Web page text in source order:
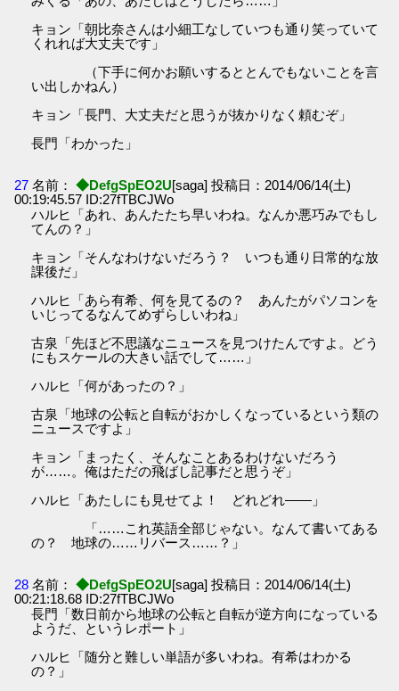
キョン「朝比奈さんは小細工なしていつも通り笑っていて
くれれば大丈夫です」
（下手に何かお願いするととんでもないことを言
い出しかねん）
キョン「長門、大丈夫だと思うが抜かりなく頼むぞ」
長門「わかった」
27 名前： ◆DefgSpEO2U[saga] 投稿日：2014/06/14(土)
00:19:45.57 ID:27fTBCJWo
ハルヒ「あれ、あんたたち早いわね。なんか悪巧みでもし
てんの？」
キョン「そんなわけないだろう？ いつも通り日常的な放
課後だ」
ハルヒ「あら有希、何を見てるの？ あんたがパソコンを
いじってるなんてめずらしいわね」
古泉「先ほど不思議なニュースを見つけたんですよ。どう
にもスケールの大きい話でして……」
ハルヒ「何があったの？」
古泉「地球の公転と自転がおかしくなっているという類の
ニュースですよ」
キョン「まったく、そんなことあるわけないだろう
が……。俺はただの飛ばし記事だと思うぞ」
ハルヒ「あたしにも見せてよ！ どれどれ――」
「……これ英語全部じゃない。なんて書いてある
の？ 地球の……リバース……？」
28 名前： ◆DefgSpEO2U[saga] 投稿日：2014/06/14(土)
00:21:18.68 ID:27fTBCJWo
長門「数日前から地球の公転と自転が逆方向になっている
ようだ、というレポート」
ハルヒ「随分と難しい単語が多いわね。有希はわかる
の？」